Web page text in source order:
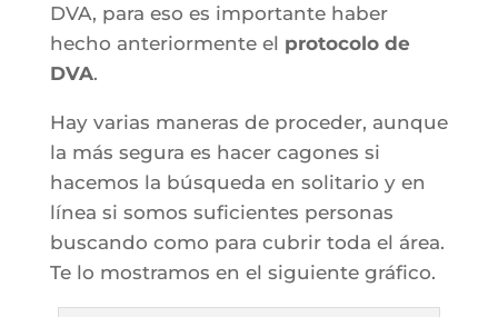
DVA, para eso es importante haber
hecho anteriormente el protocolo de
DVA.
Hay varias maneras de proceder, aunque
la más segura es hacer cagones si
hacemos la búsqueda en solitario y en
línea si somos suficientes personas
buscando como para cubrir toda el área.
Te lo mostramos en el siguiente gráfico.